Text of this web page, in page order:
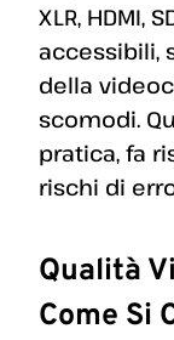
XLR, HDMI,
accessibili,
della
scomodi.
pratica, fa
rischi di
Qualità
Come Si